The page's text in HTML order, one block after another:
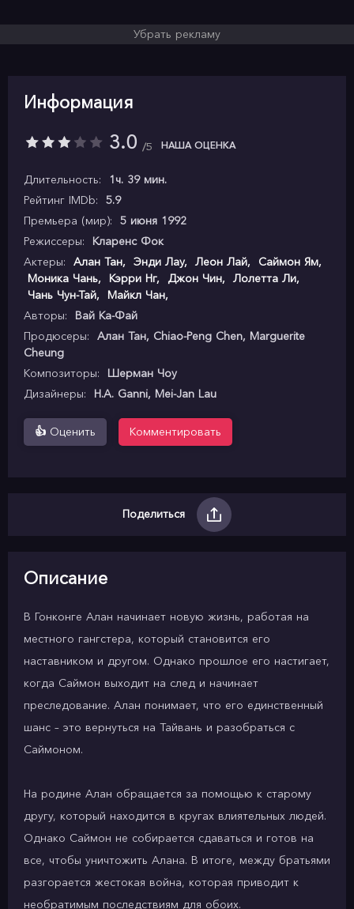
Убрать рекламу
Информация
3.0 5 НАША ОЦЕНКА
Длительность:
1ч. 39 мин.
Рейтинг IMDb:
5.9
Премьера (мир):
5 июня 1992
Режиссеры:
Кларенс Фок
Актеры:
Алан Тан, Энди Лау, Леон Лай, Саймон Ям,
Моника Чань, Кэрри Нг, Джон Чин, Лолетта Ли,
Чань Чун-Тай, Майкл Чан,
Авторы:
Вай Ка-Фай
Продюсеры:
Алан Тан, Chiao-Peng Chen, Marguerite
Cheung
Композиторы:
Шерман Чоу
Дизайнеры:
H.A. Ganni, Mei-Jan Lau
👍 Оценить Комментировать
Поделиться
Описание
В Гонконге Алан начинает новую жизнь, работая на
местного гангстера, который становится его
наставником и другом. Однако прошлое его настигает,
когда Саймон выходит на след и начинает
преследование. Алан понимает, что его единственный
шанс – это вернуться на Тайвань и разобраться с
Саймоном.
На родине Алан обращается за помощью к старому
другу, который находится в кругах влиятельных людей.
Однако Саймон не собирается сдаваться и готов на
все, чтобы уничтожить Алана. В итоге, между братьями
разгорается жестокая война, которая приводит к
необратимым последствиям для обоих.